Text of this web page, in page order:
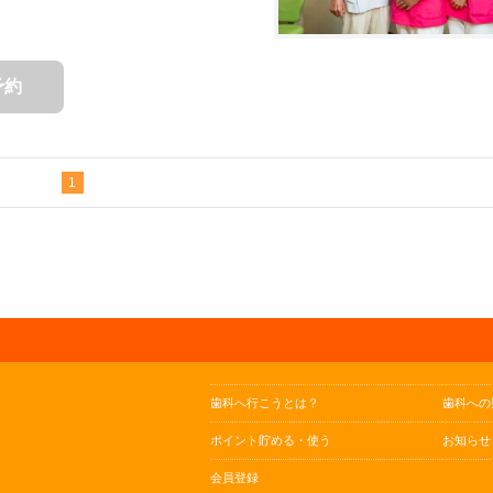
約
1
歯科へ行こうとは？
ポイント貯める・使う
会員登録
歯科へ
お知らせ